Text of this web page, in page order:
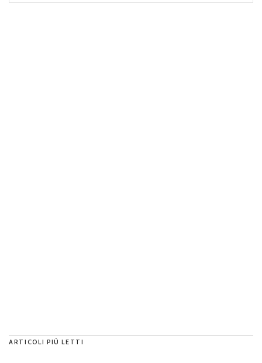
ARTICOLI PIÙ LETTI